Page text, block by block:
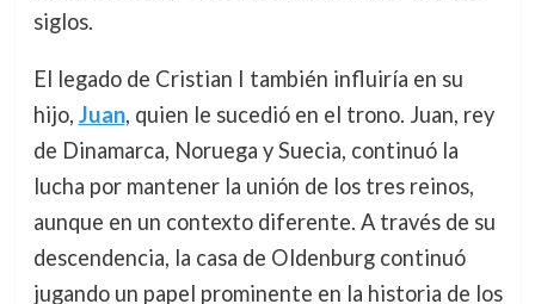
siglos.
El legado de Cristian I también influiría en su
hijo, Juan, quien le sucedió en el trono. Juan, rey
de Dinamarca, Noruega y Suecia, continuó la
lucha por mantener la unión de los tres reinos,
aunque en un contexto diferente. A través de su
descendencia, la casa de Oldenburg continuó
jugando un papel prominente en la historia de los